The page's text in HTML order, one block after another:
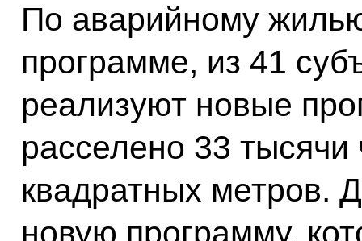
По аварийному
программе, из 41
реализуют новые
расселено 33
квадратных метров.
новую программу,